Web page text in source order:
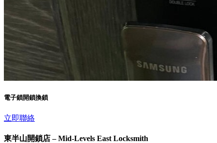
電子鎖開鎖換鎖
立即聯絡
東半山開鎖店 – Mid-Levels East Locksmith